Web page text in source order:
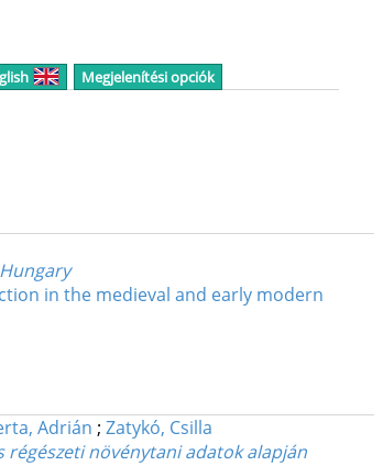
Megjelenítési opciók
in the medieval and early modern
Adrián ; Zatykó, Csilla
növénytani adatok alapján